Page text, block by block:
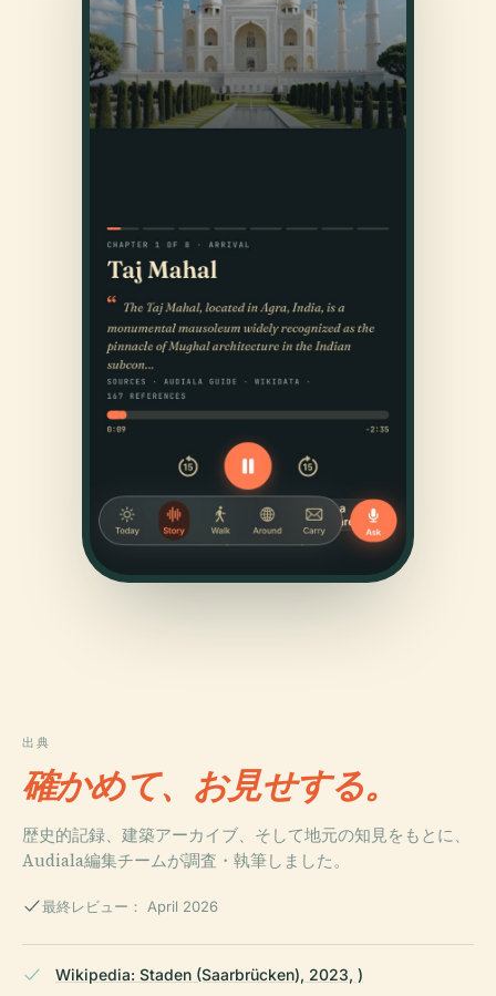
出典
確かめて、お見せする。
歴史的記録、建築アーカイブ、そして地元の知見をもとに、
Audiala編集チームが調査・執筆しました。
最終レビュー： April 2026
Wikipedia: Staden (Saarbrücken), 2023, )